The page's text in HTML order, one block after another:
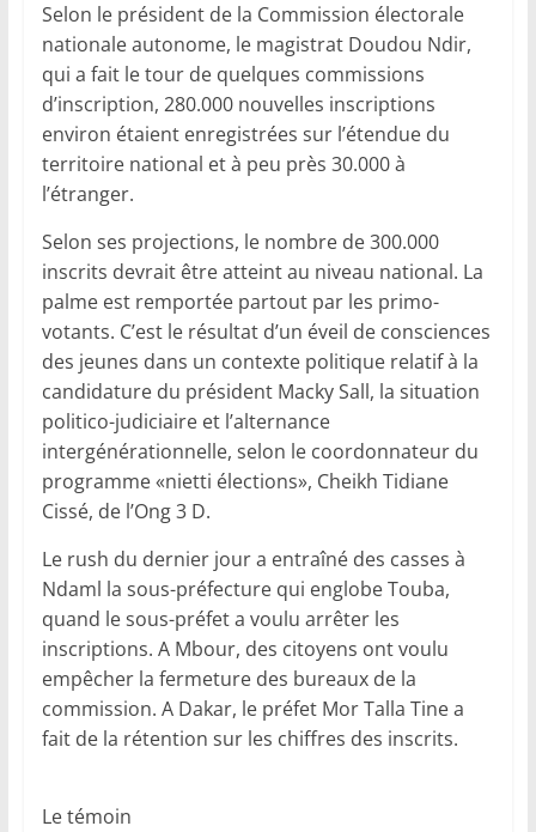
Selon le président de la Commission électorale
nationale autonome, le magistrat Doudou Ndir,
qui a fait le tour de quelques commissions
d’inscription, 280.000 nouvelles inscriptions
environ étaient enregistrées sur l’étendue du
territoire national et à peu près 30.000 à
l’étranger.
Selon ses projections, le nombre de 300.000
inscrits devrait être atteint au niveau national. La
palme est remportée partout par les primo-
votants. C’est le résultat d’un éveil de consciences
des jeunes dans un contexte politique relatif à la
candidature du président Macky Sall, la situation
politico-judiciaire et l’alternance
intergénérationnelle, selon le coordonnateur du
programme «nietti élections», Cheikh Tidiane
Cissé, de l’Ong 3 D.
Le rush du dernier jour a entraîné des casses à
Ndaml la sous-préfecture qui englobe Touba,
quand le sous-préfet a voulu arrêter les
inscriptions. A Mbour, des citoyens ont voulu
empêcher la fermeture des bureaux de la
commission. A Dakar, le préfet Mor Talla Tine a
fait de la rétention sur les chiffres des inscrits.
Le témoin